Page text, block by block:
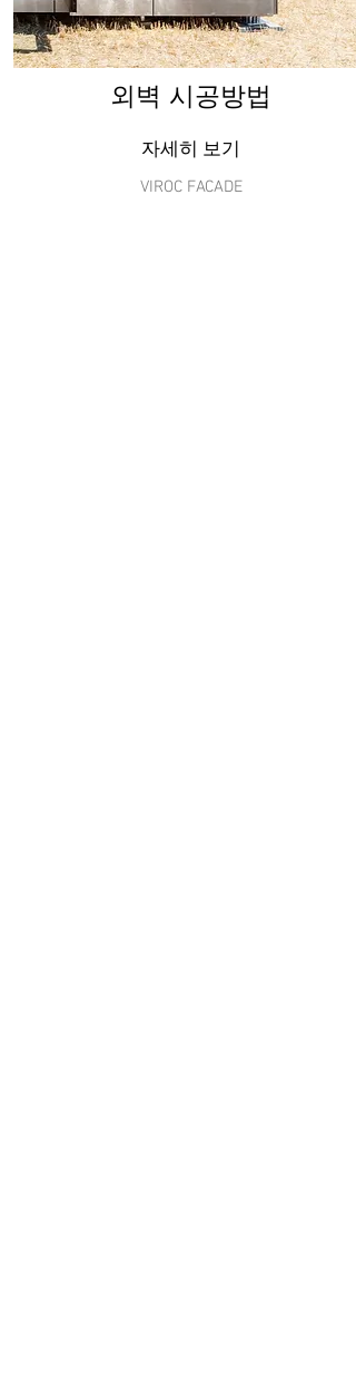
​외벽 시공방법
자세히 보기
VIROC FACADE